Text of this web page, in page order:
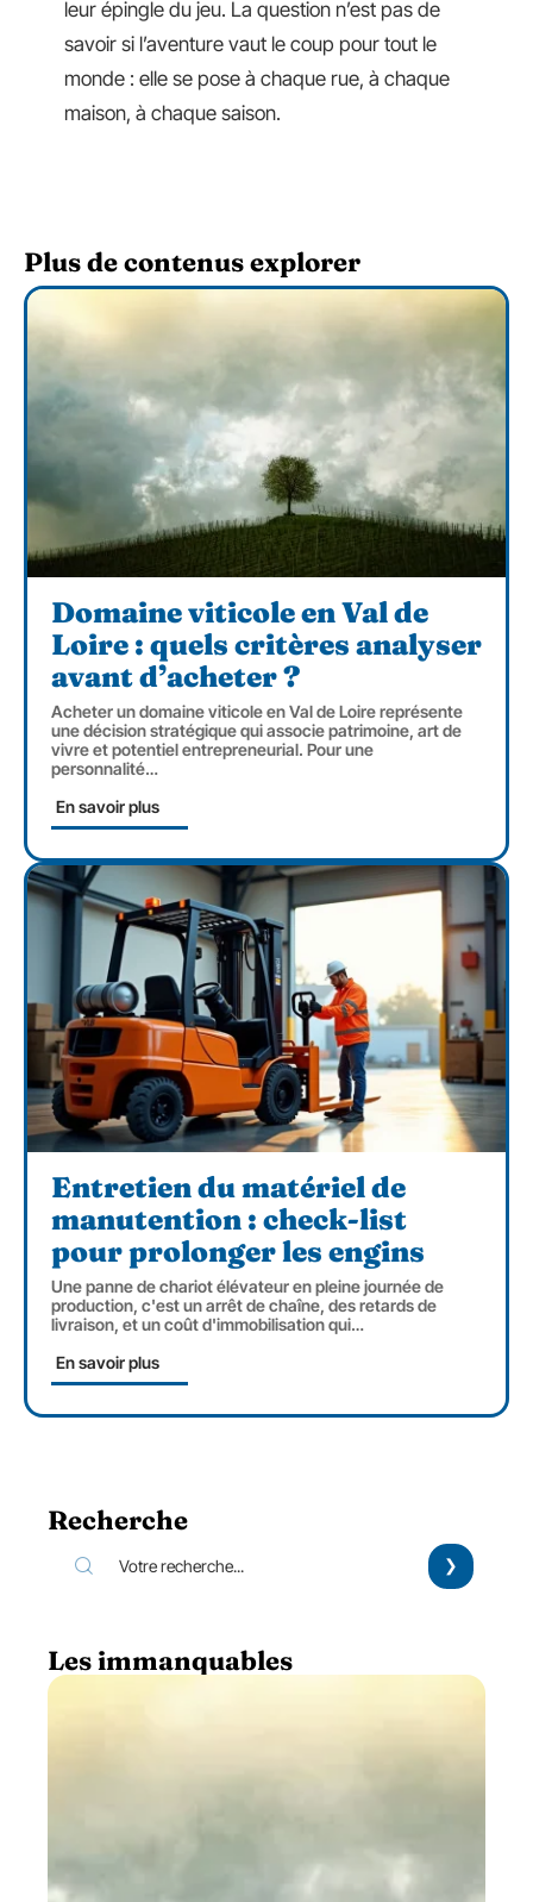
leur épingle du jeu. La question n’est pas de
savoir si l’aventure vaut le coup pour tout le
monde : elle se pose à chaque rue, à chaque
maison, à chaque saison.
Plus de contenus explorer
Domaine viticole en Val de
Loire : quels critères analyser
avant d’acheter ?
Acheter un domaine viticole en Val de Loire représente
une décision stratégique qui associe patrimoine, art de
vivre et potentiel entrepreneurial. Pour une
personnalité…
En savoir plus
Entretien du matériel de
manutention : check-list
pour prolonger les engins
Une panne de chariot élévateur en pleine journée de
production, c'est un arrêt de chaîne, des retards de
livraison, et un coût d'immobilisation qui…
En savoir plus
Recherche
Les immanquables